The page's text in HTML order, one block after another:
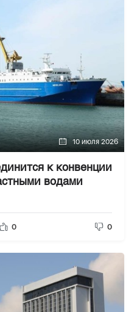
10 июля 2026
к конвенции
водами
0 0